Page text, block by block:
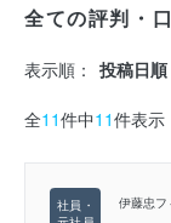
全ての評判・
表示順： 投稿日順
全11件中11件表示
伊藤忠フ